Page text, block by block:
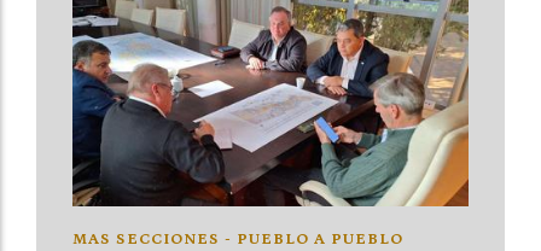
MAS SECCIONES - PUEBLO A PUEBLO